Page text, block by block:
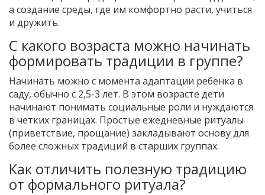
а создание среды, где им комфортно расти, учиться
и дружить.
С какого возраста можно начинать
формировать традиции в группе?
Начинать можно с момента адаптации ребенка в
саду, обычно с 2,5-3 лет. В этом возрасте дети
начинают понимать социальные роли и нуждаются
в четких границах. Простые ежедневные ритуалы
(приветствие, прощание) закладывают основу для
более сложных традиций в старших группах.
Как отличить полезную традицию
от формального ритуала?